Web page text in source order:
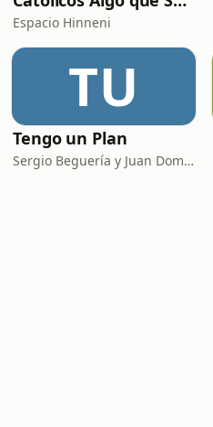
Espacio Hinneni
TU
Tengo un Plan
Sergio Beguería y Juan Domínguez